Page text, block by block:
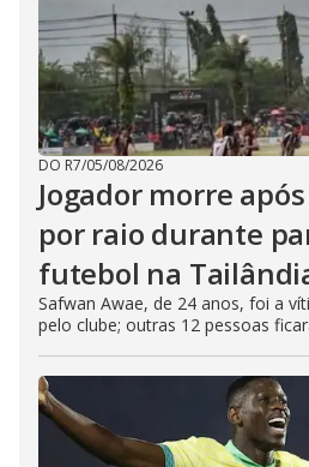
DO R7/05/08/2026
Jogador morre
por raio durante
futebol na
Safwan Awae, de 24 anos, foi a
pelo clube; outras 12 pessoas